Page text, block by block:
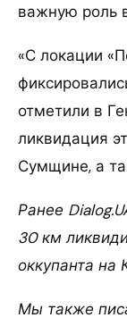
важную роль
«С локации
отметили в
ликвидация
Сумщине, а
Ранее
30 км
оккупанта на
Мы также